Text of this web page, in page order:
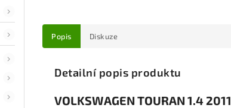
Popis Diskuze
Detailní popis produktu
VOLKSWAGEN TOURAN 1.4 2011